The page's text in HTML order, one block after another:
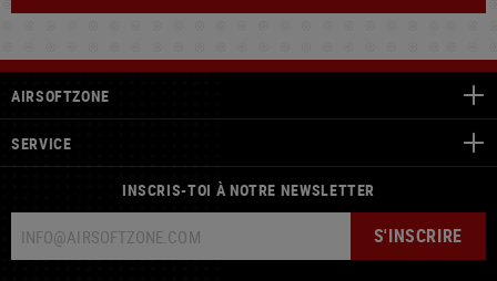
AIRSOFTZONE
SERVICE
INSCRIS-TOI À NOTRE NEWSLETTER
S'INSCRIRE